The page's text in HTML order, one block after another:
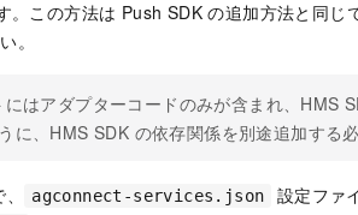
。この方法は Push SDK の追加方法と同じ
。
はアダプターコードのみが含まれ、HMS
に、HMS SDK の依存関係を別途追加する必
agconnect-services.json
設定ファ